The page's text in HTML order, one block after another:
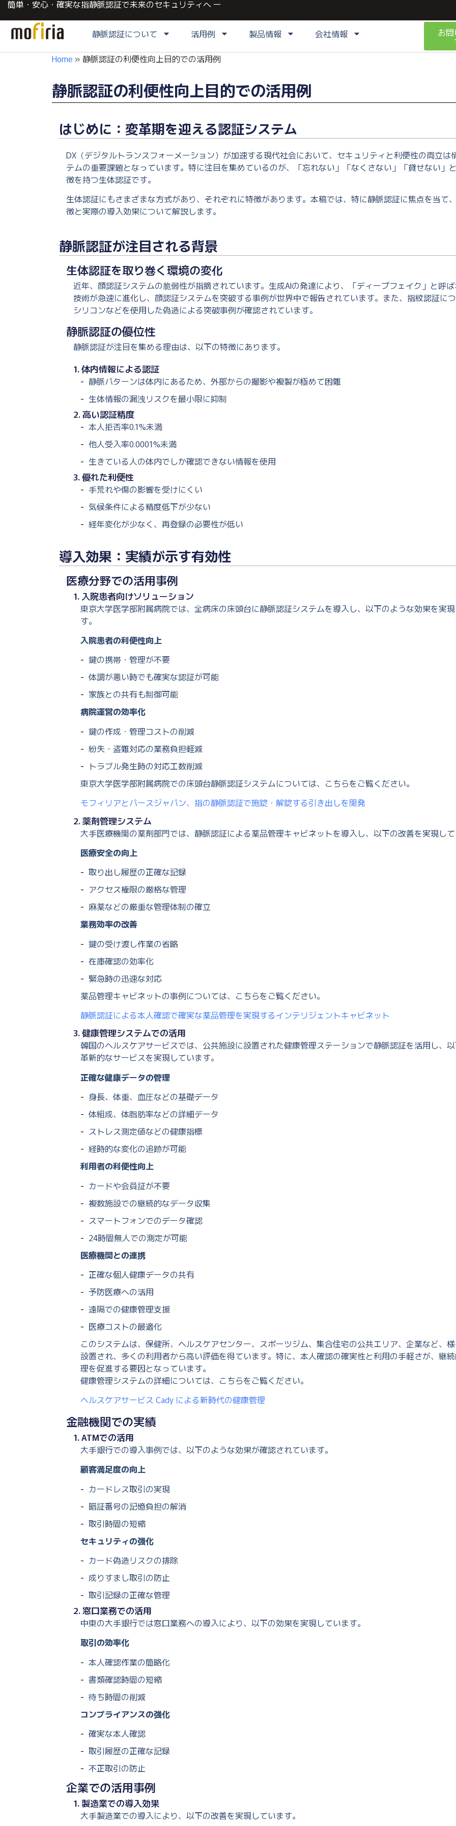
簡単・安心・確実な指静脈認証で未来のセキュリティへ ー
静脈認証について 活用例 製品情報 会社情報 お
Home » 静脈認証の利便性向上目的での活用例
静脈認証の利便性向上目的での活用例
はじめに：変革期を迎える認証システム
DX（デジタルトランスフォーメーション）が加速する現代社会において、セキュリティと利便性の両立は
テムの重要課題となっています。特に注目を集めているのが、「忘れない」「なくさない」「貸せない」
徴を持つ生体認証です。
生体認証にもさまざまな方式があり、それぞれに特徴があります。本稿では、特に静脈認証に焦点を当て
徴と実際の導入効果について解説します。
静脈認証が注目される背景
生体認証を取り巻く環境の変化
近年、顔認証システムの脆弱性が指摘されています。生成AIの発達により、「ディープフェイク」と呼
技術が急速に進化し、顔認証システムを突破する事例が世界中で報告されています。また、指紋認証に
シリコンなどを使用した偽造による突破事例が確認されています。
静脈認証の優位性
静脈認証が注目を集める理由は、以下の特徴にあります。
1. 体内情報による認証
静脈パターンは体内にあるため、外部からの撮影や複製が極めて困難
生体情報の漏洩リスクを最小限に抑制
2. 高い認証精度
本人拒否率0.1%未満
他人受入率0.0001%未満
生きている人の体内でしか確認できない情報を使用
3. 優れた利便性
手荒れや傷の影響を受けにくい
気候条件による精度低下が少ない
経年変化が少なく、再登録の必要性が低い
導入効果：実績が示す有効性
医療分野での活用事例
1. 入院患者向けソリューション
東京大学医学部附属病院では、全病床の床頭台に静脈認証システムを導入し、以下のような効果を実
す。
入院患者の利便性向上
鍵の携帯・管理が不要
体調が悪い時でも確実な認証が可能
家族との共有も制御可能
病院運営の効率化
鍵の作成・管理コストの削減
紛失・盗難対応の業務負担軽減
トラブル発生時の対応工数削減
東京大学医学部附属病院での床頭台静脈認証システムについては、こちらをご覧ください。
モフィリアとパースジャパン、指の静脈認証で施錠・解錠する引き出しを開発
2. 薬剤管理システム
大手医療機関の薬剤部門では、静脈認証による薬品管理キャビネットを導入し、以下の改善を実現し
医療安全の向上
取り出し履歴の正確な記録
アクセス権限の厳格な管理
麻薬などの厳重な管理体制の確立
業務効率の改善
鍵の受け渡し作業の省略
在庫確認の効率化
緊急時の迅速な対応
薬品管理キャビネットの事例については、こちらをご覧ください。
静脈認証による本人確認で確実な薬品管理を実現するインテリジェントキャビネット
3. 健康管理システムでの活用
韓国のヘルスケアサービスでは、公共施設に設置された健康管理ステーションで静脈認証を活用し、
革新的なサービスを実現しています。
正確な健康データの管理
身長、体重、血圧などの基礎データ
体組成、体脂肪率などの詳細データ
ストレス測定値などの健康指標
経時的な変化の追跡が可能
利用者の利便性向上
カードや会員証が不要
複数施設での継続的なデータ収集
スマートフォンでのデータ確認
24時間無人での測定が可能
医療機関との連携
正確な個人健康データの共有
予防医療への活用
遠隔での健康管理支援
医療コストの最適化
このシステムは、保健所、ヘルスケアセンター、スポーツジム、集合住宅の公共エリア、企業など、
設置され、多くの利用者から高い評価を得ています。特に、本人確認の確実性と利用の手軽さが、継
理を促進する要因となっています。
健康管理システムの詳細については、こちらをご覧ください。
ヘルスケアサービス Cady による新時代の健康管理
金融機関での実績
1. ATMでの活用
大手銀行での導入事例では、以下のような効果が確認されています。
顧客満足度の向上
カードレス取引の実現
暗証番号の記憶負担の解消
取引時間の短縮
セキュリティの強化
カード偽造リスクの排除
成りすまし取引の防止
取引記録の正確な管理
2. 窓口業務での活用
中東の大手銀行では窓口業務への導入により、以下の効果を実現しています。
取引の効率化
本人確認作業の簡略化
書類確認時間の短縮
待ち時間の削減
コンプライアンスの強化
確実な本人確認
取引履歴の正確な記録
不正取引の防止
企業での活用事例
1. 製造業での導入効果
大手製造業での導入により、以下の改善を実現しています。